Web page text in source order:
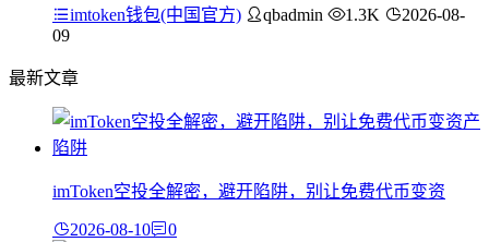
imtoken钱包(中国官方) qbadmin 1.3K
2026-08-
09
最新文章
imToken空投全解密，避开陷阱，别让免费代币变资
2026-08-10 0